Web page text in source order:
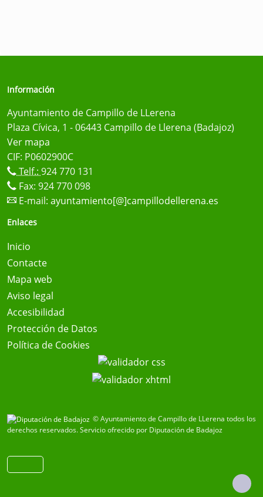
Información
Ayuntamiento de Campillo de LLerena
Plaza Cívica, 1 - 06443 Campillo de Llerena (Badajoz)
Ver mapa
CIF: P0602900C
Telf.: 924 770 131
Fax: 924 770 098
E-mail: ayuntamiento[@]campillodellerena.es
Enlaces
Inicio
Contacte
Mapa web
Aviso legal
Accesibilidad
Protección de Datos
Política de Cookies
© Ayuntamiento de Campillo de LLerena todos los
derechos reservados.Servicio ofrecido por Diputación de Badajoz